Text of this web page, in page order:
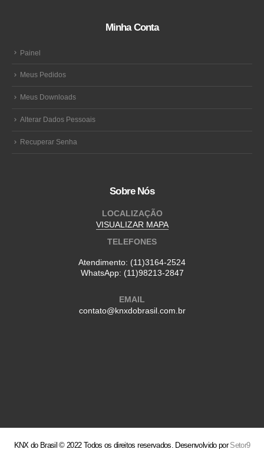
Minha Conta
Painel
Meus Pedidos
Meus Downloads
Alterar Dados Pessoais
Recuperar Senha
Sobre Nós
LOCALIZAÇÃO
VISUALIZAR MAPA
TELEFONES
Atendimento: (11)3164-2524
WhatsApp: (11)98213-2847
EMAIL
contato@knxdobrasil.com.br
KNX do Brasil © 2022 Todos os direitos reservados. Desenvolvido porSetor9